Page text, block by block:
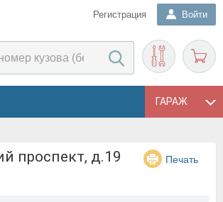
Регистрация Войти
ГАРАЖ
проспект, д.19 Печать